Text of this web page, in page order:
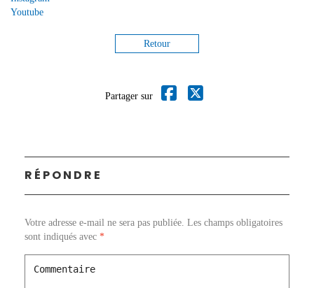
Youtube
Retour
Partager sur
RÉPONDRE
Votre adresse e-mail ne sera pas publiée. Les champs obligatoires
sont indiqués avec *